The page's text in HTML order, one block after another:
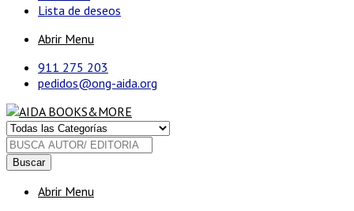
Lista de deseos
Abrir Menu
911 275 203
pedidos@ong-aida.org
Buscar
Abrir Menu